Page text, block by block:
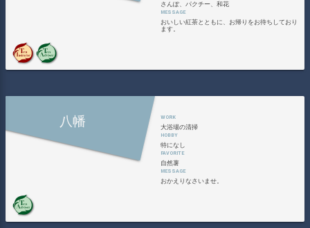
さんぽ、パクチー、和花
おいしい紅茶とともに、お帰りをお待ちしており
ます。
八幡 大浴場の清掃
特になし
自然薯
おかえりなさいませ。